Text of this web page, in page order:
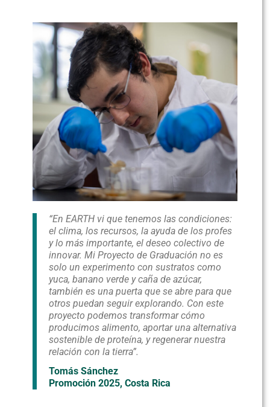
“En EARTH vi que tenemos las condiciones:
el clima, los recursos, la ayuda de los profes
y lo más importante, el deseo colectivo de
innovar. Mi Proyecto de Graduación no es
solo un experimento con sustratos como
yuca, banano verde y caña de azúcar,
también es una puerta que se abre para que
otros puedan seguir explorando. Con este
proyecto podemos transformar cómo
producimos alimento, aportar una alternativa
sostenible de proteína, y regenerar nuestra
relación con la tierra”.
Tomás Sánchez
Promoción 2025, Costa Rica